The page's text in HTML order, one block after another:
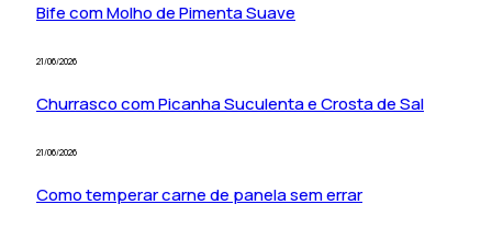
Bife com Molho de Pimenta Suave
21/06/2026
Churrasco com Picanha Suculenta e Crosta de Sal
21/06/2026
Como temperar carne de panela sem errar